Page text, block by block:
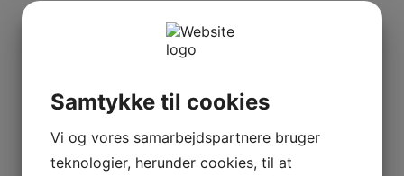
Samtykke til cookies
Vi og vores samarbejdspartnere bruger
teknologier, herunder cookies, til at